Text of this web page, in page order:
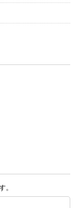
。